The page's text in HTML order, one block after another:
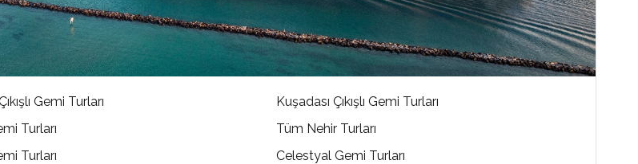
Gemi Turları
Kuşadası Çıkışlı Gemi Turları
Turları
Tüm Nehir Turları
Turları Celestyal Gemi Turları